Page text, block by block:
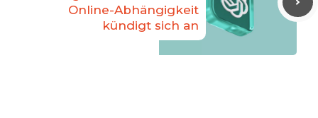
Online-Abhängigkeit
kündigt sich an